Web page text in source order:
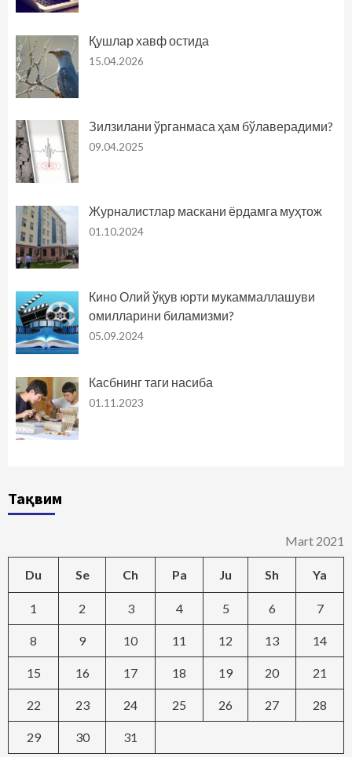
Қушлар хавф остида
15.04.2026
Зилзилани ўрганмаса ҳам бўлаверадими?
09.04.2025
Журналистлар маскани ёрдамга муҳтож
01.10.2024
Кино Олий ўқув юрти мукаммаллашуви
омилларини биламизми?
05.09.2024
Касбнинг таги насиба
01.11.2023
Тақвим
Mart 2021
Du Se Ch Pa Ju Sh Ya
1 2 3 4 5 6 7
8 9 10 11 12 13 14
15 16 17 18 19 20 21
22 23 24 25 26 27 28
29 30 31